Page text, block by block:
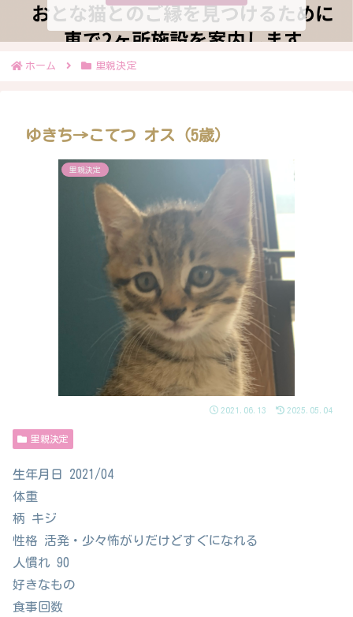
ホーム 里親決定
ゆきち→こてつ オス（5歳）
里親決定
2021.06.13 2025.05.04
里親決定
生年月日 2021/04
体重
柄 キジ
性格 活発・少々怖がりだけどすぐになれる
人慣れ 90
好きなもの
食事回数